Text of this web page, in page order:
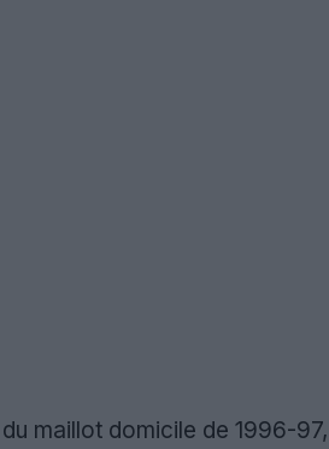
maillot domicile de 1996-